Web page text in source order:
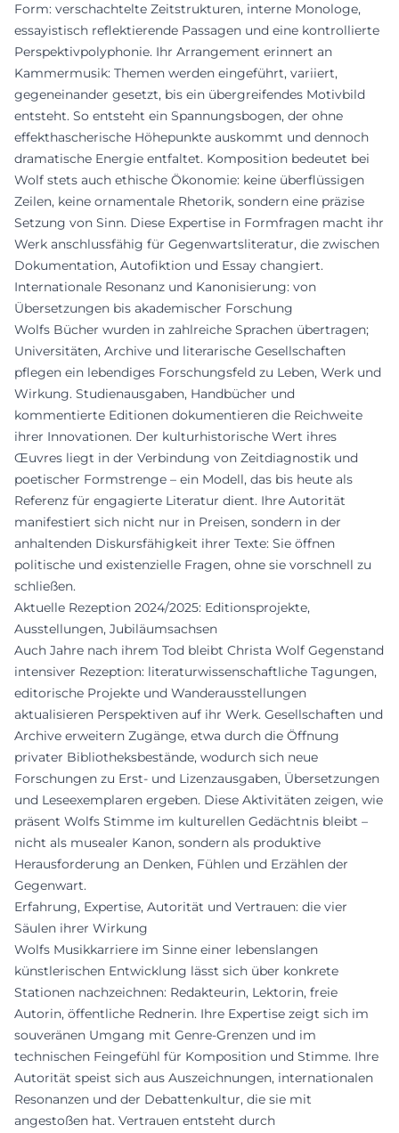
Form: verschachtelte Zeitstrukturen, interne Monologe,
essayistisch reflektierende Passagen und eine kontrollierte
Perspektivpolyphonie. Ihr Arrangement erinnert an
Kammermusik: Themen werden eingeführt, variiert,
gegeneinander gesetzt, bis ein übergreifendes Motivbild
entsteht. So entsteht ein Spannungsbogen, der ohne
effekthascherische Höhepunkte auskommt und dennoch
dramatische Energie entfaltet. Komposition bedeutet bei
Wolf stets auch ethische Ökonomie: keine überflüssigen
Zeilen, keine ornamentale Rhetorik, sondern eine präzise
Setzung von Sinn. Diese Expertise in Formfragen macht ihr
Werk anschlussfähig für Gegenwartsliteratur, die zwischen
Dokumentation, Autofiktion und Essay changiert.
Internationale Resonanz und Kanonisierung: von
Übersetzungen bis akademischer Forschung
Wolfs Bücher wurden in zahlreiche Sprachen übertragen;
Universitäten, Archive und literarische Gesellschaften
pflegen ein lebendiges Forschungsfeld zu Leben, Werk und
Wirkung. Studienausgaben, Handbücher und
kommentierte Editionen dokumentieren die Reichweite
ihrer Innovationen. Der kulturhistorische Wert ihres
Œuvres liegt in der Verbindung von Zeitdiagnostik und
poetischer Formstrenge – ein Modell, das bis heute als
Referenz für engagierte Literatur dient. Ihre Autorität
manifestiert sich nicht nur in Preisen, sondern in der
anhaltenden Diskursfähigkeit ihrer Texte: Sie öffnen
politische und existenzielle Fragen, ohne sie vorschnell zu
schließen.
Aktuelle Rezeption 2024/2025: Editionsprojekte,
Ausstellungen, Jubiläumsachsen
Auch Jahre nach ihrem Tod bleibt Christa Wolf Gegenstand
intensiver Rezeption: literaturwissenschaftliche Tagungen,
editorische Projekte und Wanderausstellungen
aktualisieren Perspektiven auf ihr Werk. Gesellschaften und
Archive erweitern Zugänge, etwa durch die Öffnung
privater Bibliotheksbestände, wodurch sich neue
Forschungen zu Erst- und Lizenzausgaben, Übersetzungen
und Leseexemplaren ergeben. Diese Aktivitäten zeigen, wie
präsent Wolfs Stimme im kulturellen Gedächtnis bleibt –
nicht als musealer Kanon, sondern als produktive
Herausforderung an Denken, Fühlen und Erzählen der
Gegenwart.
Erfahrung, Expertise, Autorität und Vertrauen: die vier
Säulen ihrer Wirkung
Wolfs Musikkarriere im Sinne einer lebenslangen
künstlerischen Entwicklung lässt sich über konkrete
Stationen nachzeichnen: Redakteurin, Lektorin, freie
Autorin, öffentliche Rednerin. Ihre Expertise zeigt sich im
souveränen Umgang mit Genre-Grenzen und im
technischen Feingefühl für Komposition und Stimme. Ihre
Autorität speist sich aus Auszeichnungen, internationalen
Resonanzen und der Debattenkultur, die sie mit
angestoßen hat. Vertrauen entsteht durch